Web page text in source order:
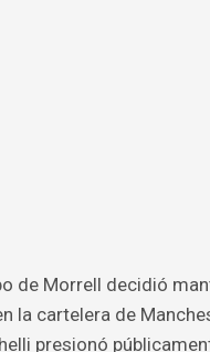
de Morrell decidió
la cartelera de
presionó